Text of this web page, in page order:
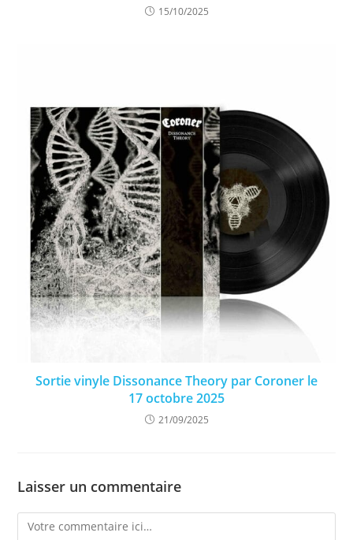
15/10/2025
Sortie vinyle Dissonance Theory par Coroner le
17 octobre 2025
21/09/2025
Laisser un commentaire
Comment